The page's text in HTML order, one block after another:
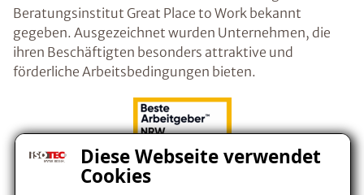
Diese Webseite verwendet
Cookies
Beratungsinstitut Great Place to Work bekannt
gegeben. Ausgezeichnet wurden Unternehmen, die
ihren Beschäftigten besonders attraktive und
förderliche Arbeitsbedingungen bieten.